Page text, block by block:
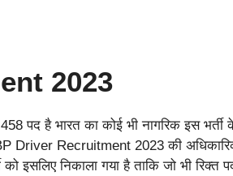
2023
पद है भारत का कोई भी नागरिक इस भर्ती
Driver Recruitment 2023 की
इसलिए निकाला गया है ताकि जो भी रिक्त